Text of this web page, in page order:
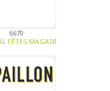
6670
FÊTES-MAGASINS ET HORECA-